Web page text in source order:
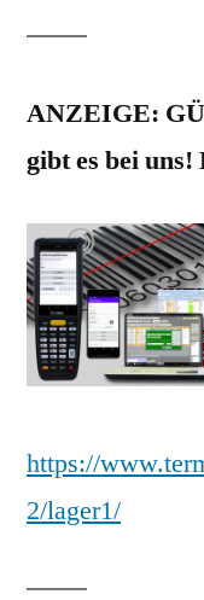
ANZEIGE:
gibt es bei
https://
2/lager1/